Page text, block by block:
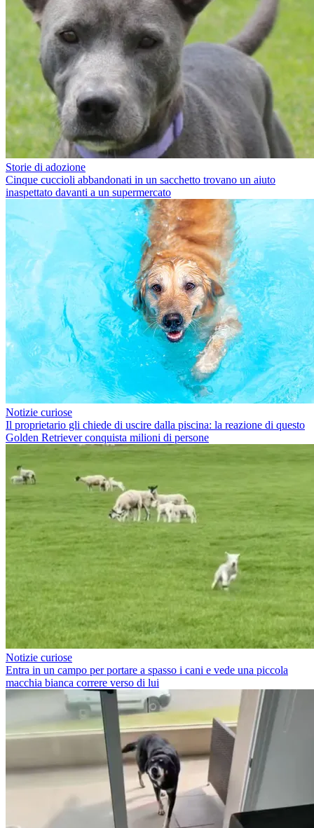
Storie di adozione
Cinque cuccioli abbandonati in un sacchetto trovano un aiuto
inaspettato davanti a un supermercato
Notizie curiose
Il proprietario gli chiede di uscire dalla piscina: la reazione di questo
Golden Retriever conquista milioni di persone
Notizie curiose
Entra in un campo per portare a spasso i cani e vede una piccola
macchia bianca correre verso di lui